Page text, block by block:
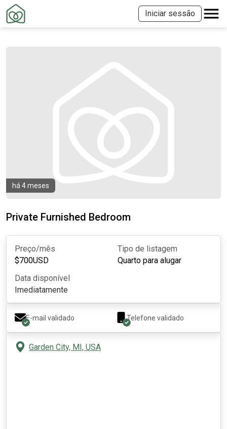
Iniciar sessão
há 4 meses
Private Furnished Bedroom
Preço/mês
$700USD
Tipo de listagem
Quarto para alugar
Data disponível
Imediatamente
E-mail validado Telefone validado
Garden City, MI, USA